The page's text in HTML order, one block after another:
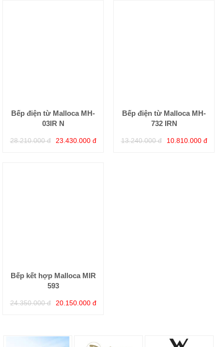
Bếp điện từ Malloca MH-
03IR N
28.210.000 đ 23.430.000 đ
Bếp điện từ Malloca MH-
732 IRN
13.240.000 đ 10.810.000 đ
Bếp kết hợp Malloca MIR
593
24.350.000 đ 20.150.000 đ